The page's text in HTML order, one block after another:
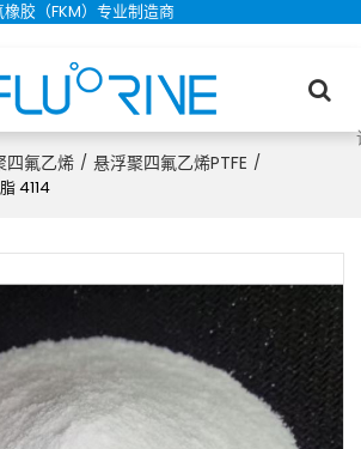
胶（FKM）专业制造商
四氟乙烯 / 悬浮聚四氟乙烯PTFE /
4114